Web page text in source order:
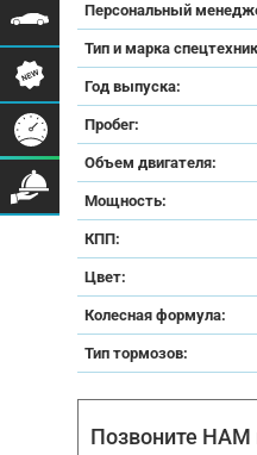
Персональный
Тип и марка
Год выпуска:
Пробег:
Объем двигателя:
Мощность:
КПП:
Цвет:
Колесная формула:
Тип тормозов:
Позвоните НАМ